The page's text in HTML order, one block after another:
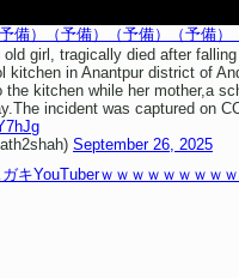
予備） （予備） （予備） （予備）
old girl, tragically died after
kitchen in Anantpur district of
the kitchen while her mother,a
incident was captured on
September 26, 2025
ガキYouTuberｗｗｗｗｗｗｗｗ